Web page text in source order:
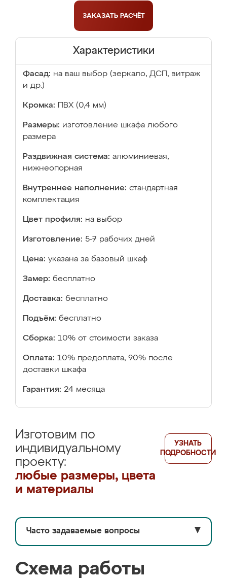
ЗАКАЗАТЬ РАСЧЁТ
Характеристики
Фасад: на ваш выбор (зеркало, ДСП, витраж
и др.)
Кромка: ПВХ (0,4 мм)
Размеры: изготовление шкафа любого
размера
Раздвижная система: алюминиевая,
нижнеопорная
Внутреннее наполнение: стандартная
комплектация
Цвет профиля: на выбор
Изготовление: 5-7 рабочих дней
Цена: указана за базовый шкаф
Замер: бесплатно
Доставка: бесплатно
Подъём: бесплатно
Сборка: 10% от стоимости заказа
Оплата: 10% предоплата, 90% после
доставки шкафа
Гарантия: 24 месяца
Изготовим по
индивидуальному
проекту:
любые размеры, цвета
и материалы
УЗНАТЬ
ПОДРОБНОСТИ
Часто задаваемые вопросы ▼
Схема работы